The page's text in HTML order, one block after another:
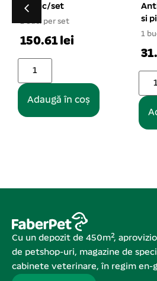
Antioxidant ptr caini
si pisici 70*1 g
1 buc. per set
cm
1
Cu un depozit de 450m²,
de petshop-uri, magazine de
cabinete veterinare, în regim en-